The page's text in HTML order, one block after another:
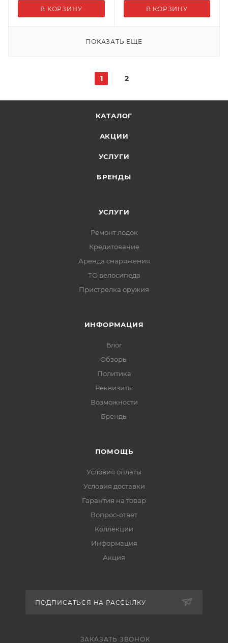
В КОРЗИНУ В КОРЗИНУ
ПОКАЗАТЬ ЕЩЕ
1 2
КАТАЛОГ
АКЦИИ
УСЛУГИ
БРЕНДЫ
УСЛУГИ
Ремонт лодок
Кредитование
Аренда снаряжения
ТО велосипеда
Пристрелка оружия
ИНФОРМАЦИЯ
Блог
Обзоры
Политика
Реквизиты
Возможности
Бренды
ПОМОЩЬ
Условия оплаты
Условия доставки
Гарантия на товар
Вопрос-ответ
Коллекции
Информация
Акция
ПОДПИСАТЬСЯ НА РАССЫЛКУ
ЗАКАЗАТЬ ЗВОНОК